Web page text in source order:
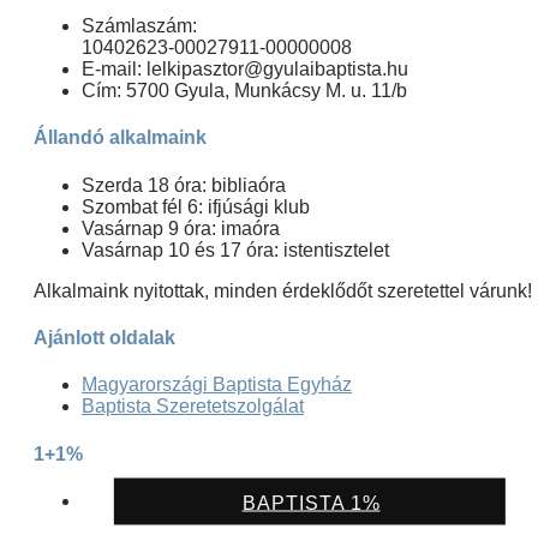
Számlaszám:
10402623-00027911-00000008
E-mail: lelkipasztor@gyulaibaptista.hu
Cím: 5700 Gyula, Munkácsy M. u. 11/b
Állandó alkalmaink
Szerda 18 óra: bibliaóra
Szombat fél 6: ifjúsági klub
Vasárnap 9 óra: imaóra
Vasárnap 10 és 17 óra: istentisztelet
Alkalmaink nyitottak, minden érdeklődőt szeretettel várunk!
Ajánlott oldalak
Magyarországi Baptista Egyház
Baptista Szeretetszolgálat
1+1%
BAPTISTA 1%